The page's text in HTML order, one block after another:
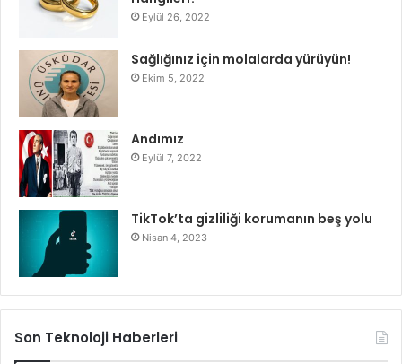
Eylül 26, 2022
Sağlığınız için molalarda yürüyün!
Ekim 5, 2022
Andımız
Eylül 7, 2022
TikTok’ta gizliliği korumanın beş yolu
Nisan 4, 2023
Son Teknoloji Haberleri